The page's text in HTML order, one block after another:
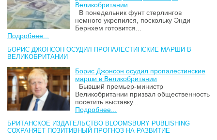
Великобритании
В понедельник фунт стерлингов
немного укрепился, поскольку Энди
Бернхем готовится...
Подробнее...
БОРИС ДЖОНСОН ОСУДИЛ ПРОПАЛЕСТИНСКИЕ МАРШИ В
ВЕЛИКОБРИТАНИИ
Борис Джонсон осудил пропалестинские
марши в Великобритании
Бывший премьер-министр
Великобритании призвал общественность
посетить выставку...
Подробнее...
БРИТАНСКОЕ ИЗДАТЕЛЬСТВО BLOOMSBURY PUBLISHING
СОХРАНЯЕТ ПОЗИТИВНЫЙ ПРОГНОЗ НА РАЗВИТИЕ